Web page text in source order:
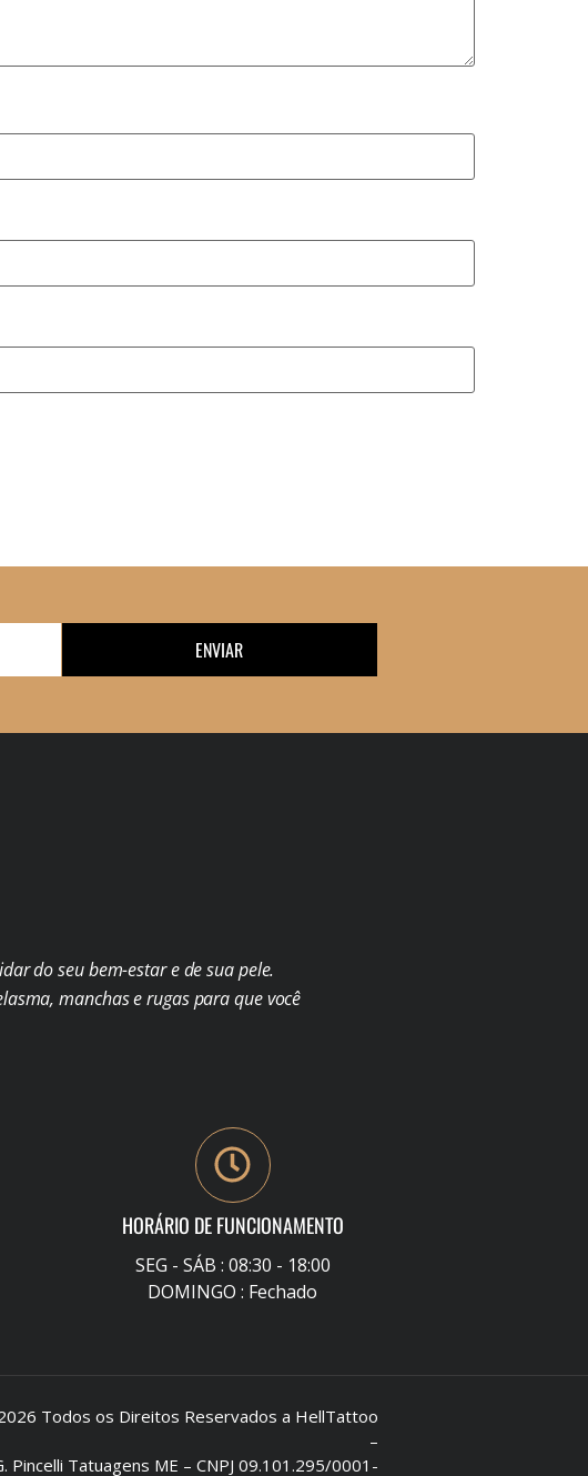
ENVIAR
do seu bem-estar e de sua pele.
manchas e rugas para que você
HORÁRIO DE FUNCIONAMENTO
SEG - SÁB : 08:30 - 18:00
DOMINGO : Fechado
Todos os Direitos Reservados a HellTattoo
–
Pincelli Tatuagens ME – CNPJ 09.101.295/0001-